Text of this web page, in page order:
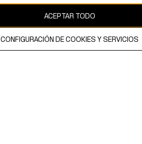
ACEPTAR TODO
CONFIGURACIÓN DE COOKIES Y SERVICIOS